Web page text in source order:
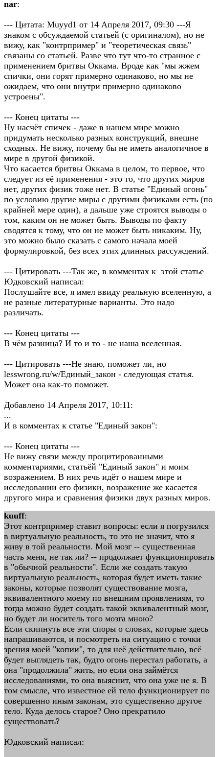
nar:
--- Цитата: Muyyd1 от 14 Апреля 2017, 09:30 ---Я
знаком с обсуждаемой статьей (с оригиналом), но не
вижу, как "контрпример" и "теоретическая связь"
связаны со статьей. Разве что тут что-то странное с
применением бритвы Оккама. Вроде как "мы жжем
спички, они горят примерно одинаково, но мы не
ожидаем, что они внутри примерно одинаково
устроены".
--- Конец цитаты ---
Ну насчёт спичек - даже в нашем мире можно
придумать несколько разных конструкций, внешне
сходных. Не вижу, почему бы не иметь аналогичное в
мире в другой физикой.
Что касается бритвы Оккама в целом, то первое, что
следует из её применения - это то, что других миров
нет, других физик тоже нет. В статье "Единый огонь"
по условию другие миры с другими физиками есть (по
крайней мере один), а дальше уже строятся выводы о
том, каким он не может быть. Выводы по факту
сводятся к тому, что он не может быть никаким. Ну,
это можно было сказать с самого начала моей
формулировкой, без всех этих длинных рассуждений.
--- Цитировать ---Так же, в комментах к этой статье
Юдковский написал:
Послушайте все, я имел ввиду реальную вселенную, а
не разные литературные варианты. Это надо
различать.
--- Конец цитаты ---
В чём разница? И то и то - не наша вселенная.
--- Цитировать ---Не знаю, поможет ли, но
lesswrong.ru/w/Единый_закон - следующая статья.
Может она как-то поможет.
Добавлено 14 Апреля 2017, 10:11:
...
И в комментах к статье "Единый закон":
--- Конец цитаты ---
Не вижу связи между процитированными
комментариями, статьёй "Единый закон" и моим
возражением. В них речь идёт о нашем мире и
исследовании его физики, возражение же касается
другого мира и сравнения физики двух разных миров.
kuuff:
Этот контрпример ставит вопросы: если я погрузился
в виртуальную реальность, то это не значит, что я
живу в той реальности. Мой мозг -- существенная
часть меня, не так ли? -- продолжает функционировать
в "обычной реальности". Если же создать такую
виртуальную реальность, которая будет иметь такие
законы, которые позволят существование мозга,
эквивалентного моему по внешним проявлениям, то
тогда можно будет создать такой эквивалентный мозг,
но будет ли носитель того мозга мною?
Если скипнуть все эти споры о словах, которые здесь
напрашиваются, и посмотреть на ситуацию с точки
зрения моей "копии", то для неё действительно, всё
будет выглядеть так, будто огонь перестал работать, а
она "продолжила" жить, но если она займётся
исследованиями, то она выяснит, что она уже не я. В
том смысле, что известное ей тело функционирует по
совершенно иным законам, это существенно другое
тело. Куда делось старое? Оно прекратило
существовать?
Юдковский написал: